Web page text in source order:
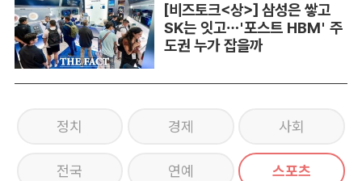
[비즈토크<상>] 삼성은 쌓고
SK는 잇고…'포스트 HBM' 주
도권 누가 잡을까
정치 경제 사회
전국 연예 스포츠